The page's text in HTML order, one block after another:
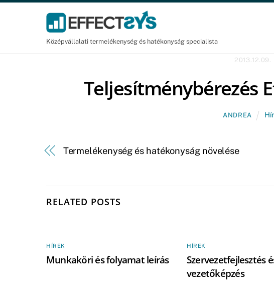
Skip
Középvállalati termelékenység és hatékonyság specialista
2013.12.09.
Teljesítménybérezés
ANDREA
Termelékenység és hatékonyság növelése
RELATED POSTS
HÍREK
Munkaköri és folyamat leírás
HÍREK
Szervezetfejlesztés
vezetőképzés